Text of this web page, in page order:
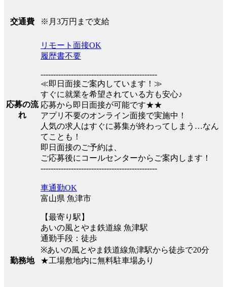
交通費 ※月3万円まで支給
応募の流
れ
リモート面接OK
履歴書不要
----------------------------------------------
≪即日面接ご案内しています！≫
すぐに就業を希望されている方も安心♪
応募から即日面接が可能です★★
アプリ不要のオンライン面接で実施中！
人気の求人はすぐに募集が終わってしまう…なん
てことも！
即日面接のご予約は、
ご応募後にコールセンターからご案内します！
----------------------------------------------
勤務地
車通勤OK
富山県 魚津市
【最寄り駅】
あいの風とやま鉄道線 魚津駅
通勤手段：徒歩
※あいの風とやま鉄道線魚津駅から徒歩で20分
★工場敷地内に無料駐車場あり